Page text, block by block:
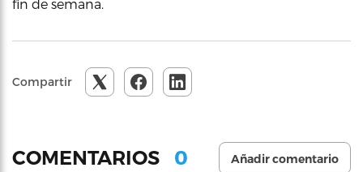
fin de semana.
Compartir
COMENTARIOS 0 Añadir comentario